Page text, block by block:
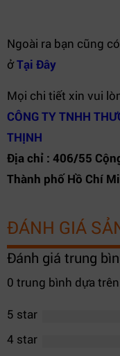
Ngoài ra bạn cũng
ởTại Đây
Mọi chi tiết xin vui
CÔNG TY TNHH
THỊNH
Địa chỉ : 406/55
Thành phố Hồ Chí
ĐÁNH GIÁ
Đánh giá trung
0 trung bình dựa
5 star
4 star